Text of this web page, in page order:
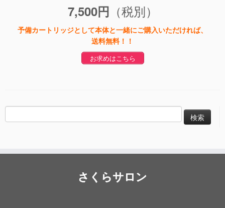
7,500円 （税別）
予備カートリッジとして本体と一緒にご購入いただければ、
送料無料！！
お求めはこちら
索:
さくらサロン